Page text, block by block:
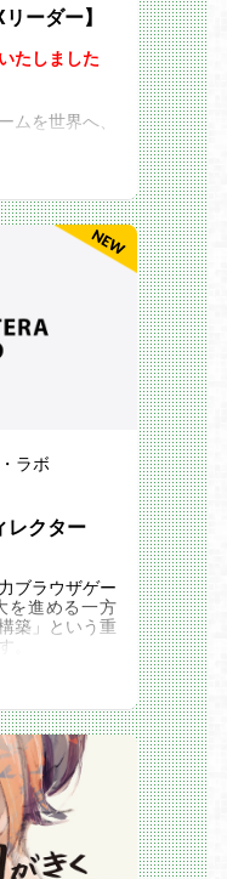
ーダー】
たしました
ムを世界へ、
世界中のプレ
アントである
グローバル運
ポジションで
いやユーザー
アントへ直接
ント施策に反
うツールを
ポーティン
修正への反
早く検知。数
ロデューサー
容や運営方針
ます。
ロジェクト管
するか。予
「高満足度」
ったマネジメ
トか、アカウ
くない」とい
す。
ラボ
レクター
ブラウザゲー
を進める一方
築」という重
スピーディな
を進めていま
速する中、開
的な変革を推
への投資余力
枠を超え、ゲ
術・組織を管